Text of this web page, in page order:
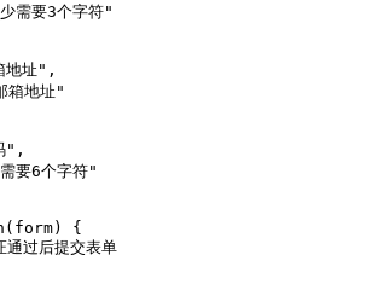
要3个字符"
址",
地址"
",
6个字符"
{
后提交表单